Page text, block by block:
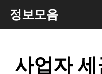
정보모음
사업자